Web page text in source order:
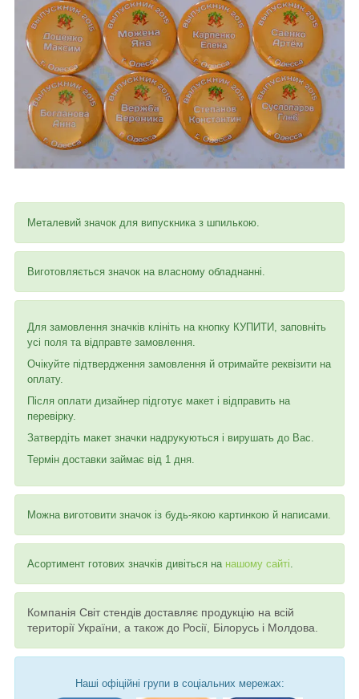
Металевий значок для випускника з шпилькою.
Виготовляється значок на власному обладнанні.
Для замовлення значків клініть на кнопку КУПИТИ, заповніть
усі поля та відправте замовлення.
Очікуйте підтвердження замовлення й отримайте реквізити на
оплату.
Після оплати дизайнер підготує макет і відправить на
перевірку.
Затвердіть макет значки надрукуються і вирушать до Вас.
Термін доставки займає від 1 дня.
Можна виготовити значок із будь-якою картинкою й написами.
Асортимент готових значків дивіться на нашому сайті
Компанія Світ стендів доставляє продукцію на всій
території України, а також до Росії, Білорусь і Молдова.
Наші офіційні групи в соціальних мережах: